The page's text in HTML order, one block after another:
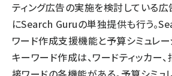
ティング広告の実施を検討している
にSearch Guruの単独提供も行う。
ワード作成支援機能と予算シミュレー
キーワード作成は、ワードティッカー